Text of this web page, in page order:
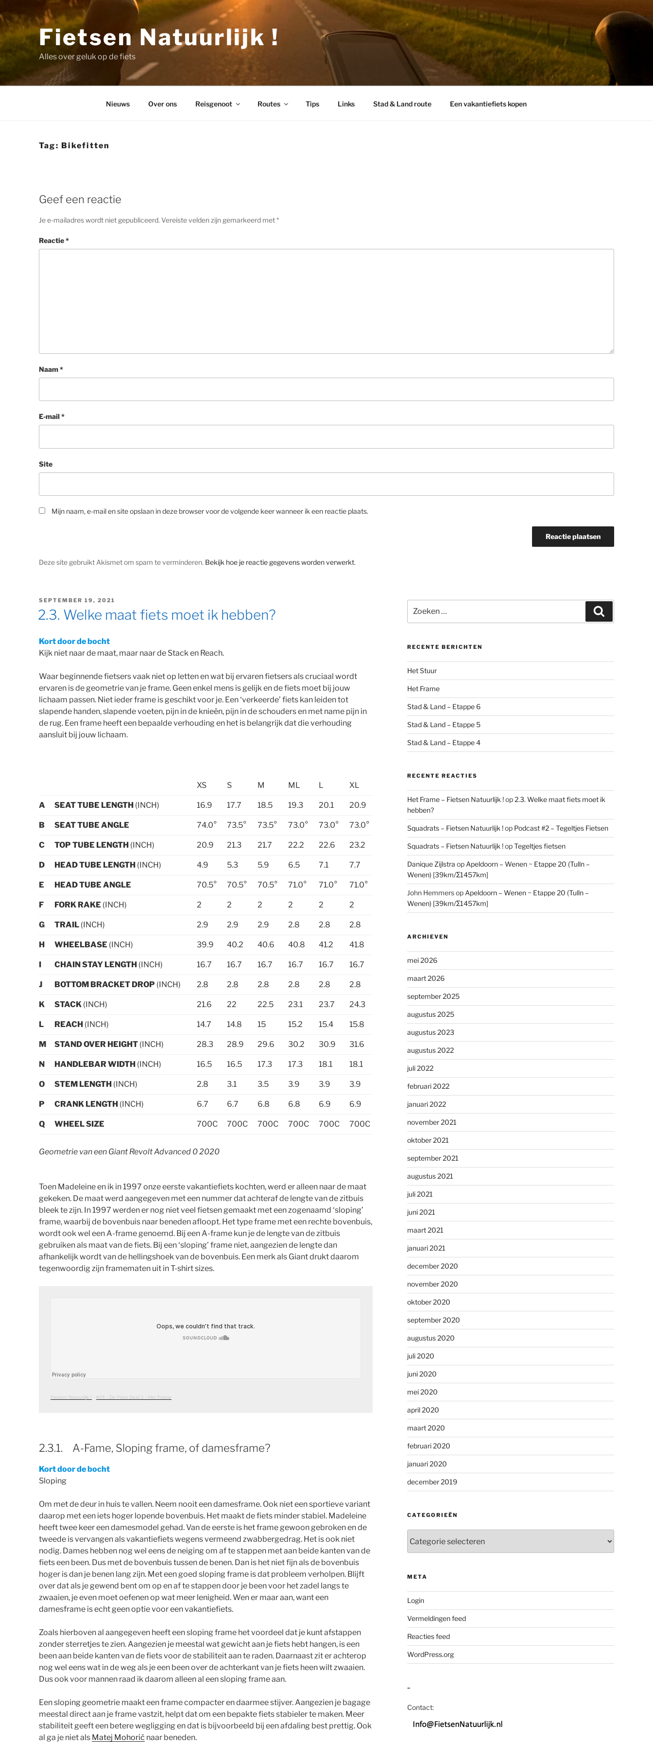
naar
de
inhoud
Fietsen Natuurlijk !
Alles over geluk op de fiets
Nieuws Over ons Reisgenoot Routes Tips Links Stad & Land route Een vakantiefiets kopen
Tag: Bikefitten
Geef een reactie
Je e-mailadres wordt niet gepubliceerd. Vereiste velden zijn gemarkeerd met*
Reactie*
Naam*
E-mail*
Site
Mijn naam, e-mail en site opslaan in deze browser voor de volgende keer wanneer ik een reactie plaats.
Deze site gebruikt Akismet om spam te verminderen. Bekijk hoe je reactie gegevens worden verwerkt.
GEPLAATST
SEPTEMBER 19, 2021
2.3. Welke maat fiets moet ik hebben?
Kort door de bocht
Kijk niet naar de maat, maar naar de Stack en Reach.
Waar beginnende fietsers vaak niet op letten en wat bij ervaren fietsers als cruciaal wordt
ervaren is de geometrie van je frame. Geen enkel mens is gelijk en de fiets moet bij jouw
lichaam passen. Niet ieder frame is geschikt voor je. Een ‘verkeerde’ fiets kan leiden tot
slapende handen, slapende voeten, pijn in de knieën, pijn in de schouders en met name pijn in
de rug. Een frame heeft een bepaalde verhouding en het is belangrijk dat die verhouding
aansluit bij jouw lichaam.
XS S M ML L XL
A SEAT TUBE LENGTH (INCH) 16.9 17.7 18.5 19.3 20.1 20.9
B SEAT TUBE ANGLE 74.0° 73.5° 73.5° 73.0° 73.0° 73.0°
C TOP TUBE LENGTH (INCH) 20.9 21.3 21.7 22.2 22.6 23.2
D HEAD TUBE LENGTH (INCH) 4.9 5.3 5.9 6.5 7.1 7.7
E HEAD TUBE ANGLE 70.5° 70.5° 70.5° 71.0° 71.0° 71.0°
F FORK RAKE (INCH) 2 2 2 2 2 2
G TRAIL (INCH) 2.9 2.9 2.9 2.8 2.8 2.8
H WHEELBASE (INCH) 39.9 40.2 40.6 40.8 41.2 41.8
I CHAIN STAY LENGTH (INCH) 16.7 16.7 16.7 16.7 16.7 16.7
J BOTTOM BRACKET DROP (INCH) 2.8 2.8 2.8 2.8 2.8 2.8
K STACK (INCH) 21.6 22 22.5 23.1 23.7 24.3
L REACH (INCH) 14.7 14.8 15 15.2 15.4 15.8
M STAND OVER HEIGHT (INCH) 28.3 28.9 29.6 30.2 30.9 31.6
N HANDLEBAR WIDTH (INCH) 16.5 16.5 17.3 17.3 18.1 18.1
O STEM LENGTH (INCH) 2.8 3.1 3.5 3.9 3.9 3.9
P CRANK LENGTH (INCH) 6.7 6.7 6.8 6.8 6.9 6.9
Q WHEEL SIZE 700C 700C 700C 700C 700C 700C
Geometrie van een Giant Revolt Advanced 0 2020
Toen Madeleine en ik in 1997 onze eerste vakantiefiets kochten, werd er alleen naar de maat
gekeken. De maat werd aangegeven met een nummer dat achteraf de lengte van de zitbuis
bleek te zijn. In 1997 werden er nog niet veel fietsen gemaakt met een zogenaamd ‘sloping’
frame, waarbij de bovenbuis naar beneden afloopt. Het type frame met een rechte bovenbuis,
wordt ook wel een A-frame genoemd. Bij een A-frame kun je de lengte van de zitbuis
gebruiken als maat van de fiets. Bij een ‘sloping’ frame niet, aangezien de lengte dan
afhankelijk wordt van de hellingshoek van de bovenbuis. Een merk als Giant drukt daarom
tegenwoordig zijn framematen uit in T-shirt sizes.
Fietsen Natuurlijk ! · #16 - De Fiets Deel 1 - Het Frame
2.3.1. A-Fame, Sloping frame, of damesframe?
Kort door de bocht
Sloping
Om met de deur in huis te vallen. Neem nooit een damesframe. Ook niet een sportieve variant
daarop met een iets hoger lopende bovenbuis. Het maakt de fiets minder stabiel. Madeleine
heeft twee keer een damesmodel gehad. Van de eerste is het frame gewoon gebroken en de
tweede is vervangen als vakantiefiets wegens vermeend zwabbergedrag. Het is ook niet
nodig. Dames hebben nog wel eens de neiging om af te stappen met aan beide kanten van de
fiets een been. Dus met de bovenbuis tussen de benen. Dan is het niet fijn als de bovenbuis
hoger is dan je benen lang zijn. Met een goed sloping frame is dat probleem verholpen. Blijft
over dat als je gewend bent om op en af te stappen door je been voor het zadel langs te
zwaaien, je even moet oefenen op wat meer lenigheid. Wen er maar aan, want een
damesframe is echt geen optie voor een vakantiefiets.
Zoals hierboven al aangegeven heeft een sloping frame het voordeel dat je kunt afstappen
zonder sterretjes te zien. Aangezien je meestal wat gewicht aan je fiets hebt hangen, is een
been aan beide kanten van de fiets voor de stabiliteit aan te raden. Daarnaast zit er achterop
nog wel eens wat in de weg als je een been over de achterkant van je fiets heen wilt zwaaien.
Dus ook voor mannen raad ik daarom alleen al een sloping frame aan.
Een sloping geometrie maakt een frame compacter en daarmee stijver. Aangezien je bagage
meestal direct aan je frame vastzit, helpt dat om een bepakte fiets stabieler te maken. Meer
stabiliteit geeft een betere wegligging en dat is bijvoorbeeld bij een afdaling best prettig. Ook
al ga je niet als Matej Mohorič naar beneden.
naar:
RECENTE BERICHTEN
Het Stuur
Het Frame
Stad & Land – Etappe 6
Stad & Land – Etappe 5
Stad & Land – Etappe 4
RECENTE REACTIES
Het Frame – Fietsen Natuurlijk !op2.3. Welke maat fiets moet ik
hebben?
Squadrats – Fietsen Natuurlijk !op Podcast #2 – Tegeltjes Fietsen
Squadrats – Fietsen Natuurlijk !opTegeltjes fietsen
Danique Zijlstra op Apeldoorn – Wenen ~ Etappe 20 (Tulln –
Wenen) [39km/Σ1457km]
John Hemmersop Apeldoorn – Wenen ~ Etappe 20 (Tulln –
Wenen) [39km/Σ1457km]
ARCHIEVEN
mei 2026
maart 2026
september 2025
augustus 2025
augustus 2023
augustus 2022
juli 2022
februari 2022
januari 2022
november 2021
oktober 2021
september 2021
augustus 2021
juli 2021
juni 2021
maart 2021
januari 2021
december 2020
november 2020
oktober 2020
september 2020
augustus 2020
juli 2020
juni 2020
mei 2020
april 2020
maart 2020
februari 2020
januari 2020
december 2019
CATEGORIEËN
META
Login
Vermeldingen feed
Reacties feed
WordPress.org
–
Contact: